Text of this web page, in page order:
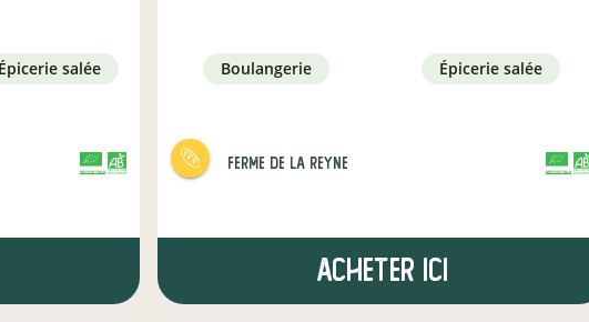
épicerie salée boulangerie épicerie salée
Ferme de la Reyne
Acheter ici